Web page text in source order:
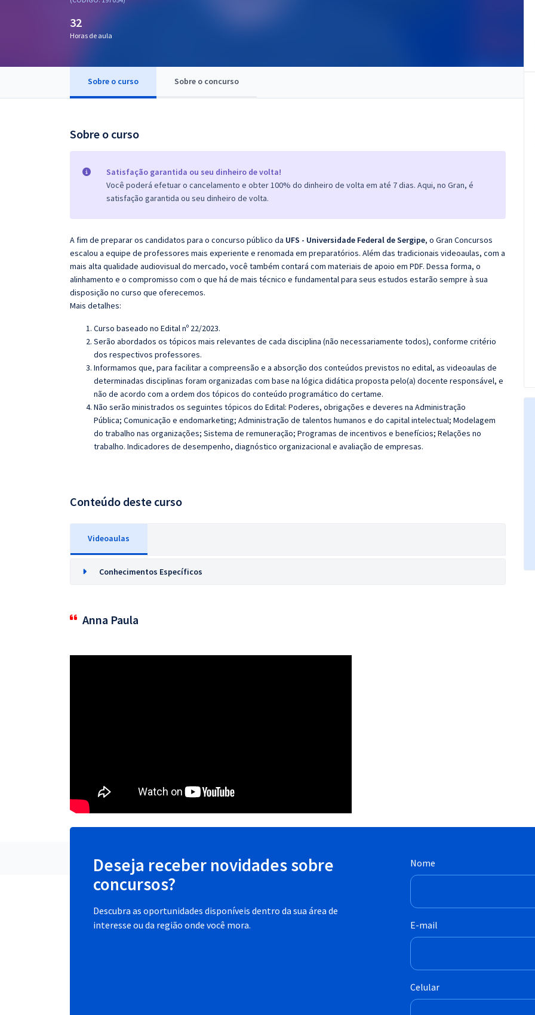
OAB
32
Horas de aula
Sobre o curso Sobre o concurso
Sobre o curso
Satisfação garantida ou seu dinheiro de volta!
Você poderá efetuar o cancelamento e obter 100% do dinheiro de volta em até 7 dias. Aqui, no Gran, é
satisfação garantida ou seu dinheiro de volta.
A fim de preparar os candidatos para o concurso público da UFS - Universidade Federal de Sergipe, o Gran Concursos
escalou a equipe de professores mais experiente e renomada em preparatórios. Além das tradicionais videoaulas, com a
mais alta qualidade audiovisual do mercado, você também contará com materiais de apoio em PDF. Dessa forma, o
alinhamento e o compromisso com o que há de mais técnico e fundamental para seus estudos estarão sempre à sua
disposição no curso que oferecemos.
Mais detalhes:
Curso baseado no Edital nº 22/2023.
Serão abordados os tópicos mais relevantes de cada disciplina (não necessariamente todos), conforme critério
dos respectivos professores.
Informamos que, para facilitar a compreensão e a absorção dos conteúdos previstos no edital, as videoaulas de
determinadas disciplinas foram organizadas com base na lógica didática proposta pelo(a) docente responsável, e
não de acordo com a ordem dos tópicos do conteúdo programático do certame.
Não serão ministrados os seguintes tópicos do Edital: Poderes, obrigações e deveres na Administração
Pública; Comunicação e endomarketing; Administração de talentos humanos e do capital intelectual; Modelagem
do trabalho nas organizações; Sistema de remuneração; Programas de incentivos e benefícios; Relações no
trabalho. Indicadores de desempenho, diagnóstico organizacional e avaliação de empresas.
Conteúdo deste curso
Videoaulas
Conhecimentos Específicos
Anna Paula
Deseja receber novidades sobre
concursos?
Descubra as oportunidades disponíveis dentro da sua área de
interesse ou da região onde você mora.
Nome
E-mail
Celular